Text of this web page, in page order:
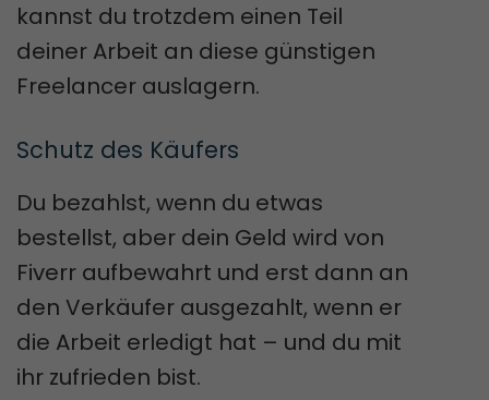
kannst du trotzdem einen Teil
deiner Arbeit an diese günstigen
Freelancer auslagern.
Schutz des Käufers
Du bezahlst, wenn du etwas
bestellst, aber dein Geld wird von
Fiverr aufbewahrt und erst dann an
den Verkäufer ausgezahlt, wenn er
die Arbeit erledigt hat – und du mit
ihr zufrieden bist.